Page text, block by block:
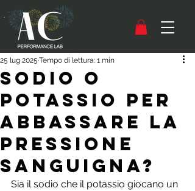
Sodio o
potassio per
abbassare la
pressione
sanguigna?
25 lug 2025 Tempo di lettura: 1 min
Sia il sodio che il potassio giocano un